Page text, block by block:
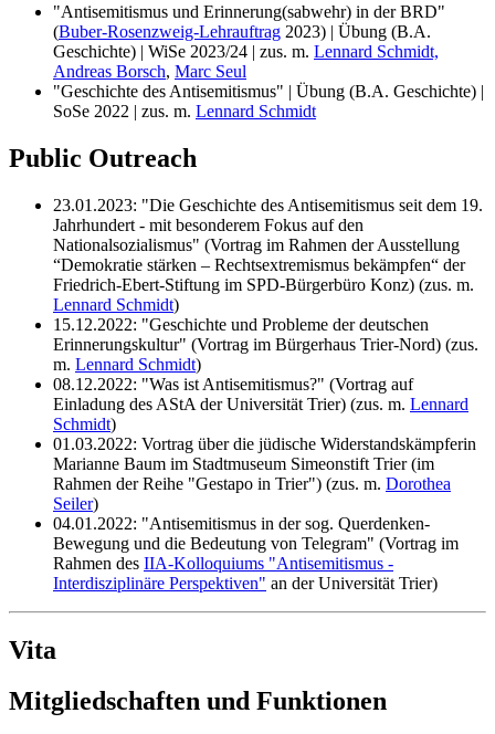
"Antisemitismus und Erinnerung(sabwehr) in der BRD"
(Buber-Rosenzweig-Lehrauftrag 2023) | Übung (B.A.
Geschichte) | WiSe 2023/24 | zus. m. Lennard Schmidt,
Andreas Borsch, Marc Seul
"Geschichte des Antisemitismus" | Übung (B.A. Geschichte) |
SoSe 2022 | zus. m. Lennard Schmidt
Public Outreach
23.01.2023: "Die Geschichte des Antisemitismus seit dem 19.
Jahrhundert - mit besonderem Fokus auf den
Nationalsozialismus" (Vortrag im Rahmen der Ausstellung
“Demokratie stärken – Rechtsextremismus bekämpfen“ der
Friedrich-Ebert-Stiftung im SPD-Bürgerbüro Konz) (zus. m.
Lennard Schmidt)
15.12.2022: "Geschichte und Probleme der deutschen
Erinnerungskultur" (Vortrag im Bürgerhaus Trier-Nord) (zus.
m. Lennard Schmidt)
08.12.2022: "Was ist Antisemitismus?" (Vortrag auf
Einladung des AStA der Universität Trier) (zus. m. Lennard
Schmidt)
01.03.2022: Vortrag über die jüdische Widerstandskämpferin
Marianne Baum im Stadtmuseum Simeonstift Trier (im
Rahmen der Reihe "Gestapo in Trier") (zus. m. Dorothea
Seiler)
04.01.2022: "Antisemitismus in der sog. Querdenken-
Bewegung und die Bedeutung von Telegram" (Vortrag im
Rahmen des IIA-Kolloquiums "Antisemitismus -
Interdisziplinäre Perspektiven" an der Universität Trier)
Vita
Mitgliedschaften und Funktionen